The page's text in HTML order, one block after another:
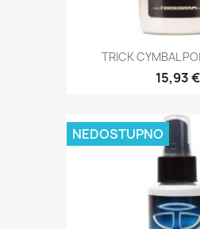
TRICK CYMBAL
15,93 €
NEDOSTUPNO